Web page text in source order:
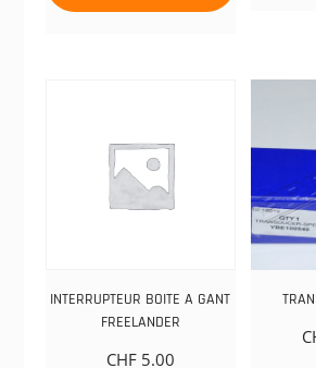
INTERRUPTEUR BOITE A GANT
FREELANDER
CHF5.00